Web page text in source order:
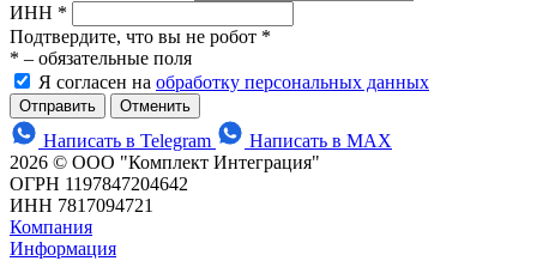
ИНН *
Подтвердите, что вы не робот *
* – обязательные поля
Я согласен на обработку персональных данных
Отменить
Написать в Telegram
Написать в MAX
2026 © ООО "Комплект Интеграция"
ОГРН 1197847204642
ИНН 7817094721
Компания
Информация